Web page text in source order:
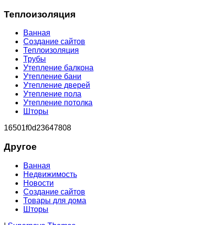
Теплоизоляция
Ванная
Создание сайтов
Теплоизоляция
Трубы
Утепление балкона
Утепление бани
Утепление дверей
Утепление пола
Утепление потолка
Шторы
16501f0d23647808
Другое
Ванная
Недвижимость
Новости
Создание сайтов
Товары для дома
Шторы